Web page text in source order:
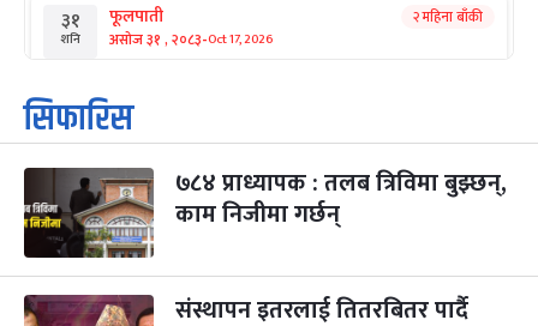
३१
शनि
फूलपाती
असोज ३१ , २०८३-Oct 17, 2026
२ महिना बाँकी
१
आइत
कार्तिक सङ्क्रान्ति
कार्तिक १, २०८३
३
मंगल
महानवमी
कार्तिक ३, २०८३-Oct 20, 2026
२ महिना बाँकी
४
बुध कार्तिक ४, २०८३
सिफारिस
७८४ प्राध्यापक : तलब त्रिविमा बुझ्छन्,
काम निजीमा गर्छन्
संस्थापन इतरलाई तितरबितर पार्दै